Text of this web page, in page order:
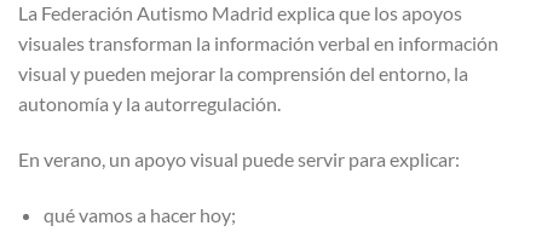
La Federación Autismo Madrid explica que los apoyos
visuales transforman la información verbal en información
visual y pueden mejorar la comprensión del entorno, la
autonomía y la autorregulación.
En verano, un apoyo visual puede servir para explicar:
qué vamos a hacer hoy;